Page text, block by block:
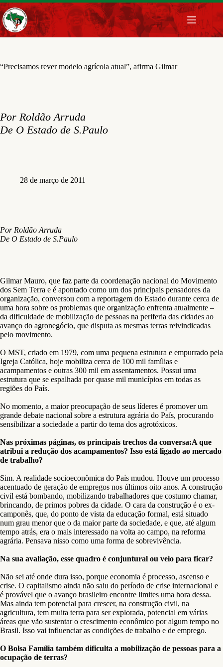
Pular
para
o
conteúdo
“Precisamos rever modelo agrícola atual”, afirma Gilmar
Por Roldão Arruda
De O Estado de S.Paulo
28 de março de 2011
Por Roldão Arruda
De O Estado de S.Paulo
Gilmar Mauro, que faz parte da coordenação nacional do Movimento
dos Sem Terra e é apontado como um dos principais pensadores da
organização, conversou com a reportagem do Estado durante cerca de
uma hora sobre os problemas que organização enfrenta atualmente –
da dificuldade de mobilização de pessoas na periferia das cidades ao
avanço do agronegócio, que disputa as mesmas terras reivindicadas
pelo movimento.
O MST, criado em 1979, com uma pequena estrutura e empurrado pela
Igreja Católica, hoje mobiliza cerca de 100 mil famílias e
acampamentos e outras 300 mil em assentamentos. Possui uma
estrutura que se espalhada por quase mil municípios em todas as
regiões do País.
No momento, a maior preocupação de seus líderes é promover um
grande debate nacional sobre a estrutura agrária do País, procurando
sensibilizar a sociedade a partir do tema dos agrotóxicos.
Nas próximas páginas, os principais trechos da conversa:A que
atribui a redução dos acampamentos? Isso está ligado ao mercado
de trabalho?
Sim. A realidade socioeconômica do País mudou. Houve um processo
acentuado de geração de empregos nos últimos oito anos. A construção
civil está bombando, mobilizando trabalhadores que costumo chamar,
brincando, de primos pobres da cidade. O cara da construção é o ex-
camponês, que, do ponto de vista da educação formal, está situado
num grau menor que o da maior parte da sociedade, e que, até algum
tempo atrás, era o mais interessado na volta ao campo, na reforma
agrária. Pensava nisso como uma forma de sobrevivência.
Na sua avaliação, esse quadro é conjuntural ou veio para ficar?
Não sei até onde dura isso, porque economia é processo, ascenso e
crise. O capitalismo ainda não saiu do período de crise internacional e
é provável que o avanço brasileiro encontre limites uma hora dessa.
Mas ainda tem potencial para crescer, na construção civil, na
agricultura, tem muita terra para ser explorada, potencial em várias
áreas que vão sustentar o crescimento econômico por algum tempo no
Brasil. Isso vai influenciar as condições de trabalho e de emprego.
O Bolsa Família também dificulta a mobilização de pessoas para a
ocupação de terras?